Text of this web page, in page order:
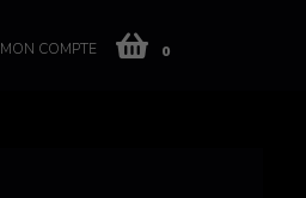
MON COMPTE 0